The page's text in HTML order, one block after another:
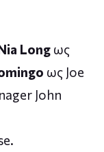
Long ως
ως Joe
John